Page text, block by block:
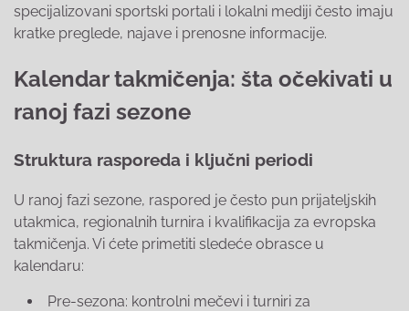
specijalizovani sportski portali i lokalni mediji često imaju
kratke preglede, najave i prenosne informacije.
Kalendar takmičenja: šta očekivati u
ranoj fazi sezone
Struktura rasporeda i ključni periodi
U ranoj fazi sezone, raspored je često pun prijateljskih
utakmica, regionalnih turnira i kvalifikacija za evropska
takmičenja. Vi ćete primetiti sledeće obrasce u
kalendaru:
Pre-sezona: kontrolni mečevi i turniri za